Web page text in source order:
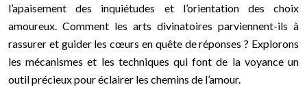
l’apaisement des inquiétudes et l’orientation des choix
amoureux. Comment les arts divinatoires parviennent-ils à
rassurer et guider les cœurs en quête de réponses ? Explorons
les mécanismes et les techniques qui font de la voyance un
outil précieux pour éclairer les chemins de l’amour.